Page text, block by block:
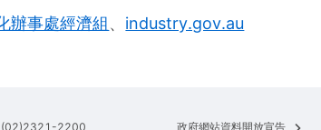
辦事處經濟組、 industry.gov.au
(02)2321-2200 政府網站資料開放宣告